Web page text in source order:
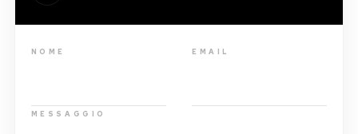
NOME EMAIL
MESSAGGIO